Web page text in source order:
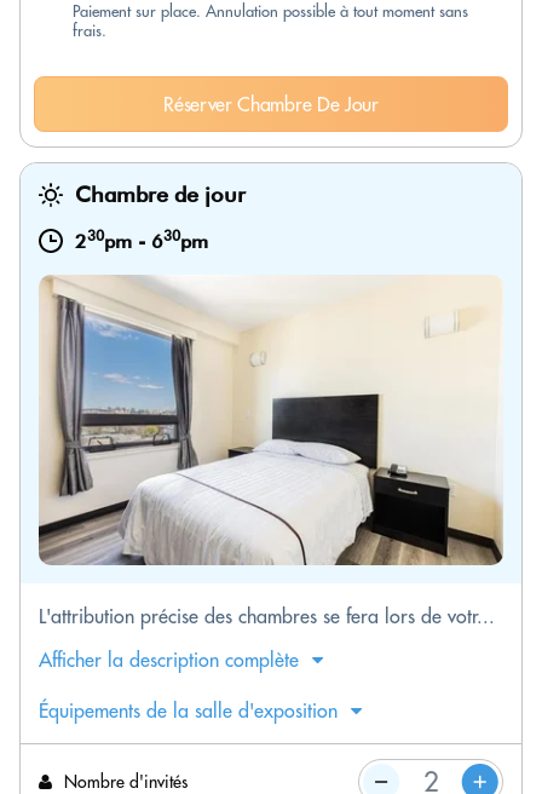
Paiement sur place. Annulation possible à tout moment sans
frais.
Réserver Chambre De Jour
Chambre de jour
230pm - 630pm
L'attribution précise des chambres se fera lors de votr...
Afficher la description complète
Équipements de la salle d'exposition
Nombre d'invités